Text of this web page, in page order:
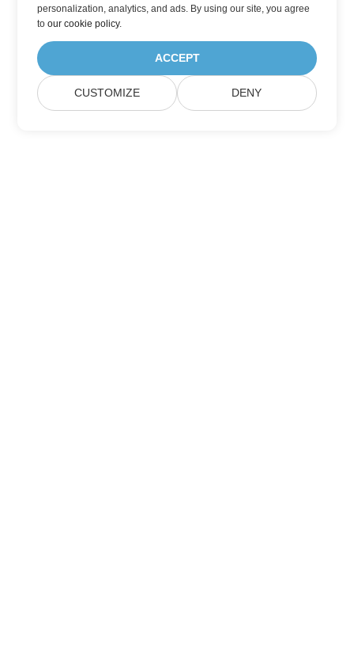
personalization, analytics, and ads. By using our site, you agree
toour cookie policy.
ACCEPT
CUSTOMIZE DENY